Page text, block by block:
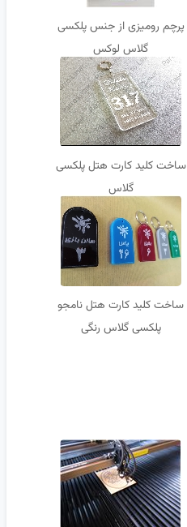
پرچم رومیزی از جنس پلکسی
گلاس لوکس
ساخت کلید کارت هتل پلکسی
گلاس
ساخت کلید کارت هتل نامجو
پلکسی گلاس رنگی